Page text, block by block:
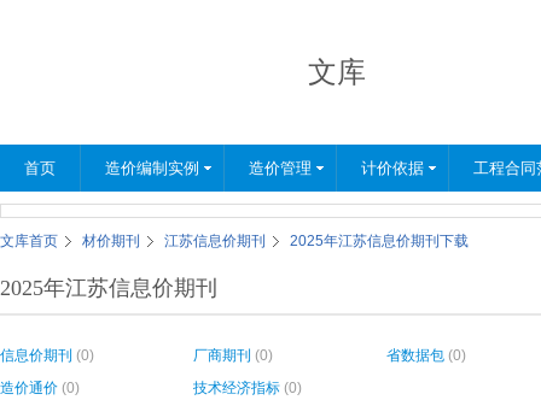
文库
首页 造价编制实例 造价管理 计价依据 工程合同
文库首页 材价期刊 江苏信息价期刊 2025年江苏信息价期刊下载
2025年江苏信息价期刊
信息价期刊 (0) 厂商期刊 (0) 省数据包 (0)
造价通价 (0) 技术经济指标 (0)